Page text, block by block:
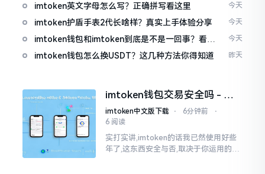
imtoken英文字母怎么写？正确拼写看这里 今天
imtoken护盾手表2代长啥样？真实上手体验分享 今天
imtoken钱包和imtoken到底是不是一回事？看完
就懂了
今天
imtoken钱包怎么换USDT？这几种方法你得知道 昨天
imtoken钱包交易安全吗 - 老
用户的一些心里话
imtoken中文版下载 ⋅ 6分钟前
⋅
6 阅读
实打实讲,imtoken的话我已然使用好些
年了,这东西安全与否,取决于你运用的方